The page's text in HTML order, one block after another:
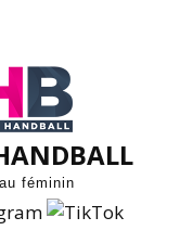
féminin